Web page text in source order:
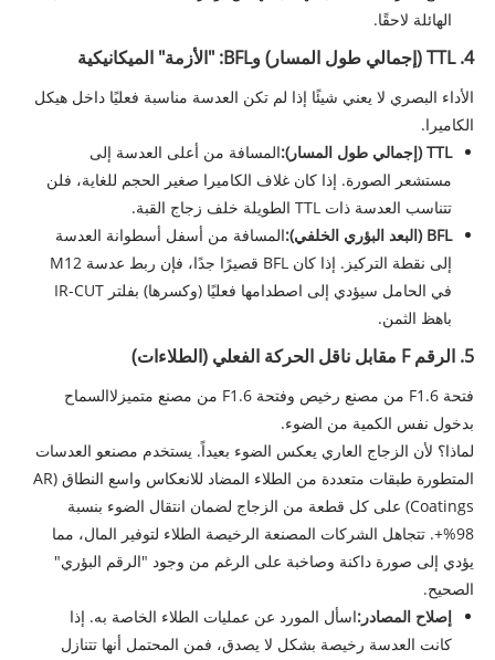
الهائلة لاحقًا.
4. TTL (إجمالي طول المسار) وBFL: "الأزمة" الميكانيكية
الأداء البصري لا يعني شيئًا إذا لم تكن العدسة مناسبة فعليًا داخل هيكل
الكاميرا.
TTL (إجمالي طول المسار):
المسافة من أعلى العدسة إلى
مستشعر الصورة. إذا كان غلاف الكاميرا صغير الحجم للغاية، فلن
تتناسب العدسة ذات TTL الطويلة خلف زجاج القبة.
BFL (البعد البؤري الخلفي):
المسافة من أسفل أسطوانة العدسة
إلى نقطة التركيز. إذا كان BFL قصيرًا جدًا، فإن ربط عدسة M12
في الحامل سيؤدي إلى اصطدامها فعليًا (وكسرها) بفلتر IR-CUT
باهظ الثمن.
5. الرقم F مقابل ناقل الحركة الفعلي (الطلاءات)
فتحة F1.6 من مصنع رخيص وفتحة F1.6 من مصنع متميز لاالسماح
بدخول نفس الكمية من الضوء.
لماذا؟ لأن الزجاج العاري يعكس الضوء بعيداً. يستخدم مصنعو العدسات
المتطورة طبقات متعددة من الطلاء المضاد للانعكاس واسع النطاق (AR
Coatings) على كل قطعة من الزجاج لضمان انتقال الضوء بنسبة
98%+. تتجاهل الشركات المصنعة الرخيصة الطلاء لتوفير المال، مما
يؤدي إلى صورة داكنة وصاخبة على الرغم من وجود "الرقم البؤري"
الصحيح.
إصلاح المصادر:اسأل المورد عن عمليات الطلاء الخاصة به. إذا
كانت العدسة رخيصة بشكل لا يصدق، فمن المحتمل أنها تتنازل